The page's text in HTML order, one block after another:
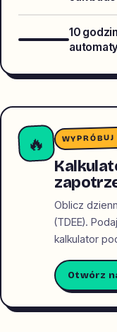
10
🔥
Oblicz
(TDEE).
kalkulator
Otwórz